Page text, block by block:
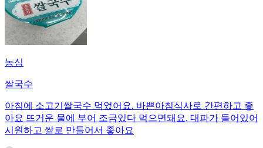
농심
쌀국수
아침에 소고기쌀국수 먹었어요. 바쁜아침식사로 간편하고 좋
아요 뜨거운 물에 부어 조금있다 먹으면돼요. 대파가 들어있어
시원하고 쌀로 만들어서 좋아요